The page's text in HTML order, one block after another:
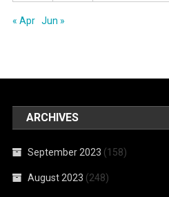
« Apr Jun »
ARCHIVES
September 2023 (158)
August 2023 (248)